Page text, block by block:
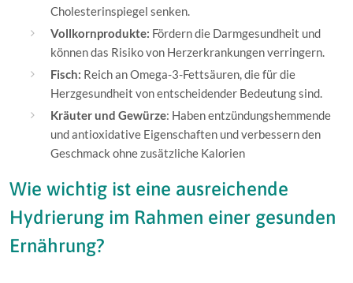
Cholesterinspiegel senken.
Vollkornprodukte: Fördern die Darmgesundheit und
können das Risiko von Herzerkrankungen verringern.
Fisch: Reich an Omega-3-Fettsäuren, die für die
Herzgesundheit von entscheidender Bedeutung sind.
Kräuter und Gewürze: Haben entzündungshemmende
und antioxidative Eigenschaften und verbessern den
Geschmack ohne zusätzliche Kalorien
Wie wichtig ist eine ausreichende
Hydrierung im Rahmen einer gesunden
Ernährung?